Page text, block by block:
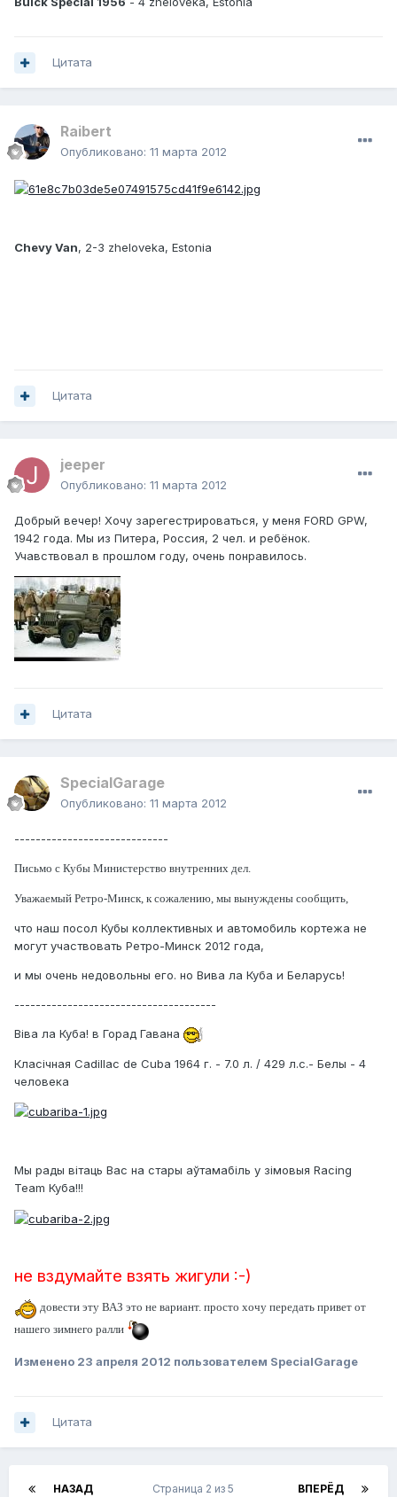
Цитата
Raibert
Опубликовано: 11 марта 2012
Chevy Van, 2-3 zheloveka, Estonia
Цитата
jeeper
Опубликовано: 11 марта 2012
Добрый вечер! Хочу зарегестрироваться, у меня FORD GPW,
1942 года. Мы из Питера, Россия, 2 чел. и ребёнок.
Учавствовал в прошлом году, очень понравилось.
Цитата
SpecialGarage
Опубликовано: 11 марта 2012
-----------------------------
Письмо с Кубы Министерство внутренних дел.
Уважаемый Ретро-Минск, к сожалению, мы вынуждены сообщить,
что наш посол Кубы коллективных и автомобиль кортежа не
могут участвовать Ретро-Минск 2012 года,
и мы очень недовольны его. но Вива ла Куба и Беларусь!
--------------------------------------
Віва ла Куба! в Горад Гавана
Класічная Cadillac de Cuba 1964 г. - 7.0 л. / 429 л.с.- Белы - 4
человека
Мы рады вітаць Вас на стары аўтамабіль у зімовыя Racing
Team Куба!!!
не вздумайте взять жигули :-)
довести эту ВАЗ это не вариант. просто хочу передать привет от
нашего зимнего ралли
Изменено 23 апреля 2012 пользователем SpecialGarage
Цитата
НАЗАД ВПЕРЁД
Страница 2 из 5